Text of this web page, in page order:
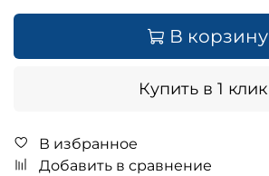
В корзину
Купить в 1 клик
В избранное
Добавить в сравнение